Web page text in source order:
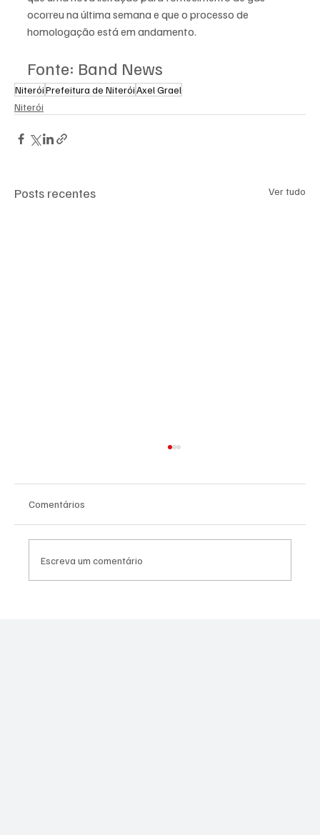
ocorreu na última semana e que o processo de
homologação está em andamento.
Fonte: Band News
NiteróiPrefeitura de NiteróiAxel Grael
Niterói
Posts recentes Ver tudo
Comentários
Escreva um comentário